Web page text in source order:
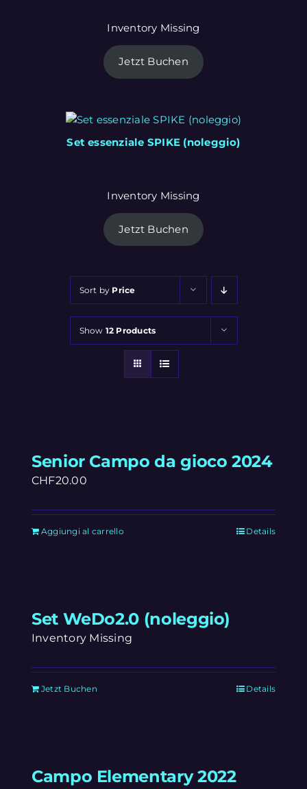
Inventory Missing
Jetzt Buchen
Set essenziale SPIKE (noleggio)
Inventory Missing
Jetzt Buchen
Sort by Price
Show 12 Products
Senior Campo da gioco 2024
CHF20.00
Aggiungi al carrello Details
Set WeDo2.0 (noleggio)
Inventory Missing
Jetzt Buchen Details
Campo Elementary 2022